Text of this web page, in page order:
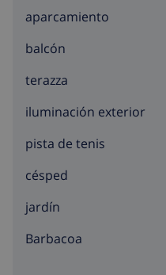
Lloret de Mar a muchas
de golf, el parque
unas vacaciones perfectas.
aparcamiento
balcón
terazza
iluminación exterior
pista de tenis
césped
jardín
barbacoa